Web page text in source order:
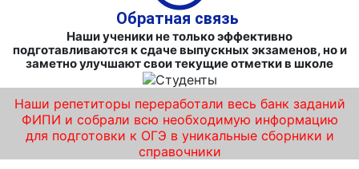
Обратная связь
Наши ученики не только эффективно
подготавливаются к сдаче выпускных экзаменов, но и
заметно улучшают свои текущие отметки в школе
Наши репетиторы переработали весь банк заданий
ФИПИ и собрали всю необходимую информацию
для подготовки к ОГЭ в уникальные сборники и
справочники